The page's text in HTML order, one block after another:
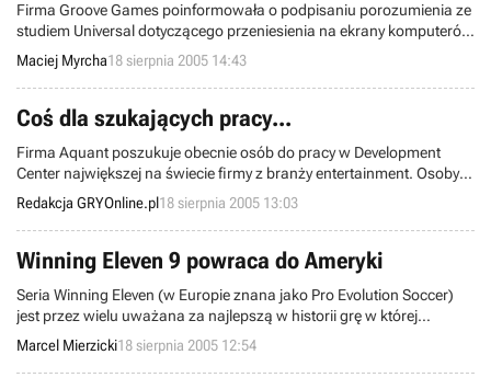
Firma Groove Games poinformowała o podpisaniu porozumienia ze
studiem Universal dotyczącego przeniesienia na ekrany komputerów
historii opartej o fabułę George A. Romero's Land of the Dead.
Programiści ze studia Brainbox Games, którzy pracują nad
wspomnianą grą, zaprzęgli do pomocy silnik Unreal, możemy więc
spodziewać się pozycji z rodzaju FPS.
Maciej Myrcha18 sierpnia 2005 14:43
Coś dla szukających pracy...
Firma Aquant poszukuje obecnie osób do pracy w Development
Center największej na świecie firmy z branży entertainment. Osoby
poszukujące pracy zapraszamy do zapoznania się z pełną treścią
tego ogłoszenia.
Redakcja GRYOnline.pl18 sierpnia 2005 13:03
Winning Eleven 9 powraca do Ameryki
Seria Winning Eleven (w Europie znana jako Pro Evolution Soccer)
jest przez wielu uważana za najlepszą w historii grę w której
możemy poprowadzić do walki drużynę piłkarską. Najnowsza jej
odsłona Winning Eleven 9 będzie dostępna na półkach sklepowych
w Ameryce Północnej zimą tego roku. Pograć w nią będą mogli
Marcel Mierzicki18 sierpnia 2005 12:54